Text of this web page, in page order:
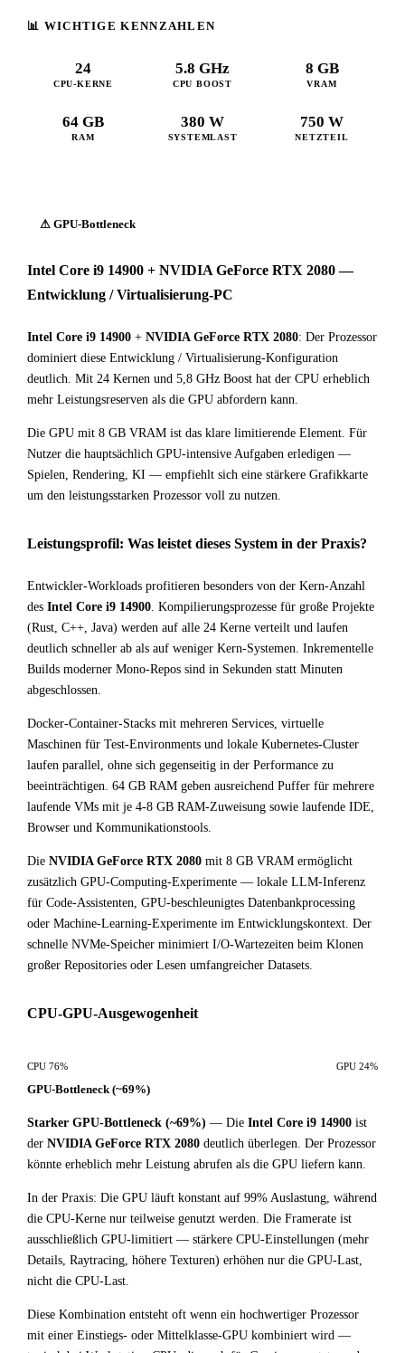
📊 WICHTIGE KENNZAHLEN
24
CPU-KERNE
5.8 GHz
CPU BOOST
8 GB
VRAM
64 GB
RAM
380 W
SYSTEMLAST
750 W
NETZTEIL
⚠ GPU-Bottleneck
Intel Core i9 14900 + NVIDIA GeForce RTX 2080 —
Entwicklung / Virtualisierung-PC
Intel Core i9 14900 + NVIDIA GeForce RTX 2080: Der Prozessor
dominiert diese Entwicklung / Virtualisierung-Konfiguration
deutlich. Mit 24 Kernen und 5,8 GHz Boost hat der CPU erheblich
mehr Leistungsreserven als die GPU abfordern kann.
Die GPU mit 8 GB VRAM ist das klare limitierende Element. Für
Nutzer die hauptsächlich GPU-intensive Aufgaben erledigen —
Spielen, Rendering, KI — empfiehlt sich eine stärkere Grafikkarte
um den leistungsstarken Prozessor voll zu nutzen.
Leistungsprofil: Was leistet dieses System in der Praxis?
Entwickler-Workloads profitieren besonders von der Kern-Anzahl
des Intel Core i9 14900. Kompilierungsprozesse für große Projekte
(Rust, C++, Java) werden auf alle 24 Kerne verteilt und laufen
deutlich schneller ab als auf weniger Kern-Systemen. Inkrementelle
Builds moderner Mono-Repos sind in Sekunden statt Minuten
abgeschlossen.
Docker-Container-Stacks mit mehreren Services, virtuelle
Maschinen für Test-Environments und lokale Kubernetes-Cluster
laufen parallel, ohne sich gegenseitig in der Performance zu
beeinträchtigen. 64 GB RAM geben ausreichend Puffer für mehrere
laufende VMs mit je 4-8 GB RAM-Zuweisung sowie laufende IDE,
Browser und Kommunikationstools.
Die NVIDIA GeForce RTX 2080 mit 8 GB VRAM ermöglicht
zusätzlich GPU-Computing-Experimente — lokale LLM-Inferenz
für Code-Assistenten, GPU-beschleunigtes Datenbankprocessing
oder Machine-Learning-Experimente im Entwicklungskontext. Der
schnelle NVMe-Speicher minimiert I/O-Wartezeiten beim Klonen
großer Repositories oder Lesen umfangreicher Datasets.
CPU-GPU-Ausgewogenheit
CPU 76% GPU 24%
GPU-Bottleneck (~69%)
Starker GPU-Bottleneck (~69%) — Die Intel Core i9 14900 ist
der NVIDIA GeForce RTX 2080 deutlich überlegen. Der Prozessor
könnte erheblich mehr Leistung abrufen als die GPU liefern kann.
In der Praxis: Die GPU läuft konstant auf 99% Auslastung, während
die CPU-Kerne nur teilweise genutzt werden. Die Framerate ist
ausschließlich GPU-limitiert — stärkere CPU-Einstellungen (mehr
Details, Raytracing, höhere Texturen) erhöhen nur die GPU-Last,
nicht die CPU-Last.
Diese Kombination entsteht oft wenn ein hochwertiger Prozessor
mit einer Einstiegs- oder Mittelklasse-GPU kombiniert wird —